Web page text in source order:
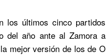
los últimos cinco partidos
del año ante al Zamora a
mejor versión de los de O